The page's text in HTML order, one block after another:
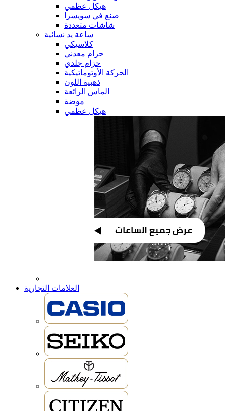
هيكل عظمي
صنع في سويسرا
شاشات متعددة
ساعة يد نسائية
كلاسيكي
حزام معدني
حزام جلدي
الحركة الأوتوماتيكية
ذهبية اللون
الماس الرائعة
موضة
هيكل عظمي
العلامات التجارية